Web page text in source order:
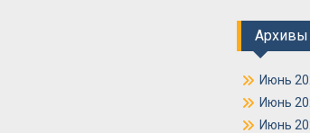
Архивы
Июнь
Июнь
Июнь